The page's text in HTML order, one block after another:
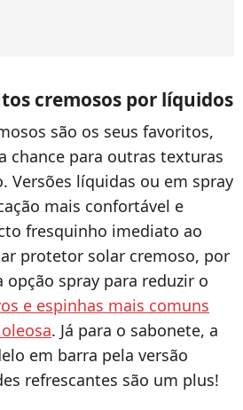
cremosos por líquidos
são os seus favoritos,
chance para outras texturas
Versões líquidas ou em spray
mais confortável e
fresquinho imediato ao
protetor solar cremoso, por
spray para reduzir o
e espinhas mais comuns
. Já para o sabonete, a
em barra pela versão
refrescantes são um plus!